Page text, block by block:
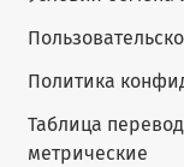
Политика
Таблица
метрические